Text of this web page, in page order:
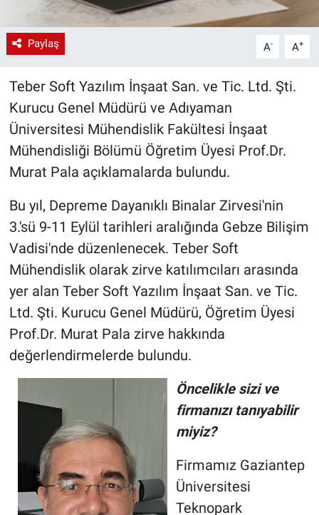
Paylaş A- A+
Teber Soft Yazılım İnşaat San. ve Tic. Ltd. Şti.
Kurucu Genel Müdürü ve Adıyaman
Üniversitesi Mühendislik Fakültesi İnşaat
Mühendisliği Bölümü Öğretim Üyesi Prof.Dr.
Murat Pala açıklamalarda bulundu.
Bu yıl, Depreme Dayanıklı Binalar Zirvesi'nin
3.'sü 9-11 Eylül tarihleri aralığında Gebze Bilişim
Vadisi'nde düzenlenecek. Teber Soft
Mühendislik olarak zirve katılımcıları arasında
yer alan Teber Soft Yazılım İnşaat San. ve Tic.
Ltd. Şti. Kurucu Genel Müdürü, Öğretim Üyesi
Prof.Dr. Murat Pala zirve hakkında
değerlendirmelerde bulundu.
Öncelikle sizi ve
firmanızı tanıyabilir
miyiz?
Firmamız Gaziantep
Üniversitesi
Teknopark